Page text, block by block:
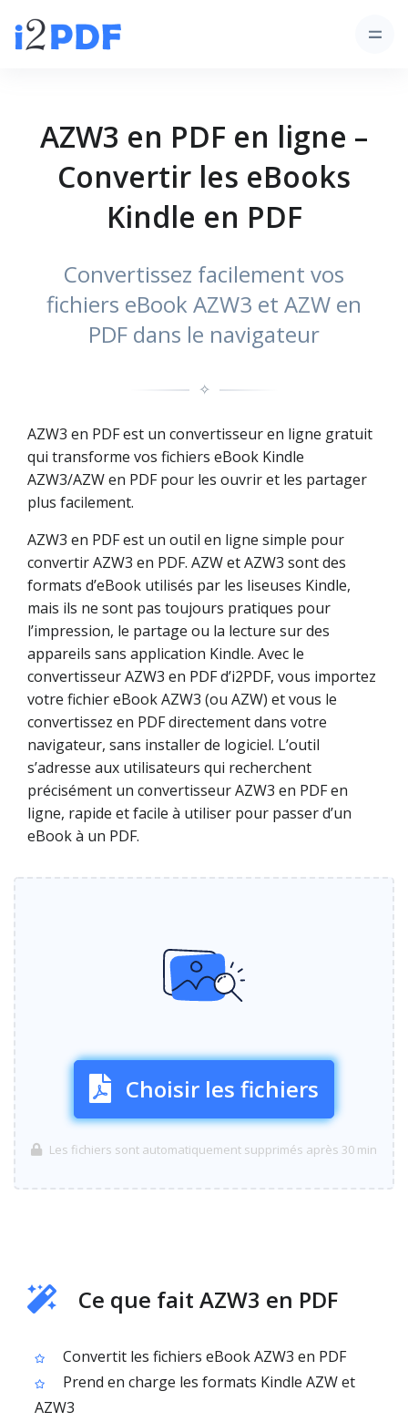
AZW3 en PDF en ligne –
Convertir les eBooks
Kindle en PDF
Convertissez facilement vos
fichiers eBook AZW3 et AZW en
PDF dans le navigateur
✧
AZW3 en PDF est un convertisseur en ligne gratuit
qui transforme vos fichiers eBook Kindle
AZW3/AZW en PDF pour les ouvrir et les partager
plus facilement.
AZW3 en PDF est un outil en ligne simple pour
convertir AZW3 en PDF. AZW et AZW3 sont des
formats d’eBook utilisés par les liseuses Kindle,
mais ils ne sont pas toujours pratiques pour
l’impression, le partage ou la lecture sur des
appareils sans application Kindle. Avec le
convertisseur AZW3 en PDF d’i2PDF, vous importez
votre fichier eBook AZW3 (ou AZW) et vous le
convertissez en PDF directement dans votre
navigateur, sans installer de logiciel. L’outil
s’adresse aux utilisateurs qui recherchent
précisément un convertisseur AZW3 en PDF en
ligne, rapide et facile à utiliser pour passer d’un
eBook à un PDF.
Choisir les fichiers
Les fichiers sont automatiquement supprimés après 30 min
Ce que fait AZW3 en PDF
Convertit les fichiers eBook AZW3 en PDF
Prend en charge les formats Kindle AZW et
AZW3